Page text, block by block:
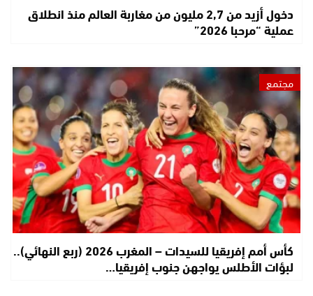
دخول أزيد من 2,7 مليون من مغاربة العالم منذ انطلاق
عملية “مرحبا 2026”
مجتمع
كأس أمم إفريقيا للسيدات – المغرب 2026 (ربع النهائي)..
لبؤات الأطلس يواجهن جنوب إفريقيا…